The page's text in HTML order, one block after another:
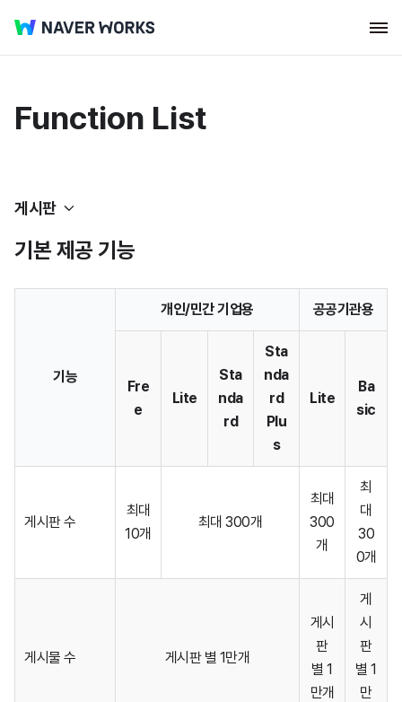
Function List
게시판
네이버웍스 코어
메일
주소록
게시판
기본 제공 기능
기능
개인/민간기업용 공공기관용
Fre
e
Lite
Sta
nda
rd
Sta
nda
rd
Plu
s
Lite
Ba
sic
게시판 수
최대
10개
최대 300개
최대
300
개
최
대
30
0개
게시물 수 게시판 별 1만개
게시
판
별 1
만개
게
시
판
별 1
만